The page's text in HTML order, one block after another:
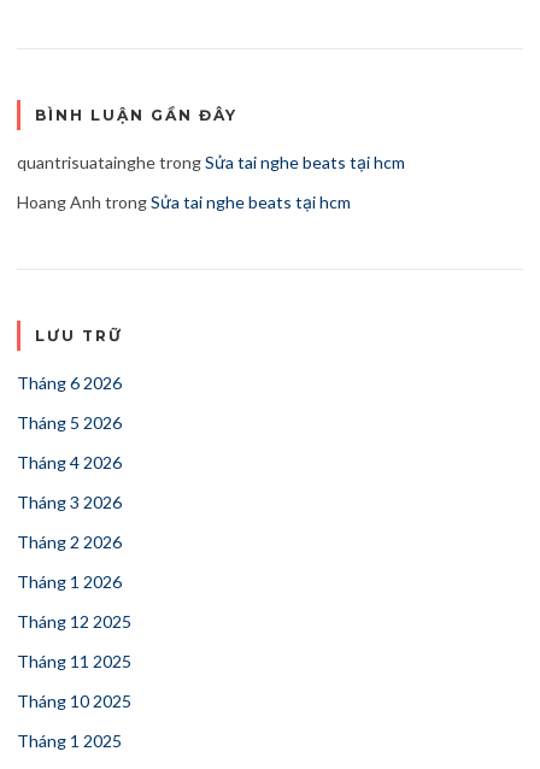
BÌNH LUẬN GẦN ĐÂY
quantrisuatainghetrongSửa tai nghe beats tại hcm
Hoang Anh trongSửa tai nghe beats tại hcm
LƯU TRỮ
Tháng 6 2026
Tháng 5 2026
Tháng 4 2026
Tháng 3 2026
Tháng 2 2026
Tháng 1 2026
Tháng 12 2025
Tháng 11 2025
Tháng 10 2025
Tháng 1 2025